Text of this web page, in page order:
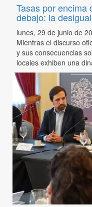
Tasas por encima
debajo: la
lunes, 29 de junio de
Mientras el discurso
y sus consecuencias
locales exhiben una